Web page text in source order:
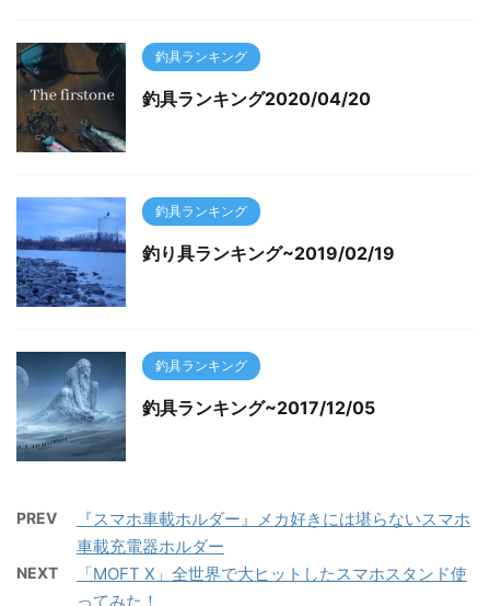
釣具ランキング
釣具ランキング2020/04/20
釣具ランキング
釣り具ランキング~2019/02/19
釣具ランキング
釣具ランキング~2017/12/05
PREV
『スマホ車載ホルダー』メカ好きには堪らないスマホ
車載充電器ホルダー
NEXT
「MOFT X」全世界で大ヒットしたスマホスタンド使
ってみた！